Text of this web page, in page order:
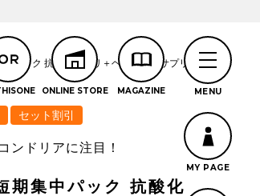
中パック 抗酸化サプリ＋ヘム鉄亜鉛サプリ
セット割引
ンドリアに注目！
期集中パック 抗酸化